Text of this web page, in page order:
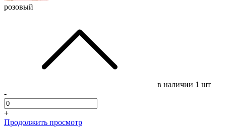
розовый
в наличии 1 шт
-
+
Продолжить просмотр